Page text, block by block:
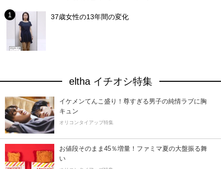
37歳女性の13年間の変化
eltha イチオシ特集
イケメンてんこ盛り！尊すぎる男子の純情ラブに胸
キュン
オリコンタイアップ特集
お値段そのまま45％増量！ファミマ夏の大盤振る舞
い